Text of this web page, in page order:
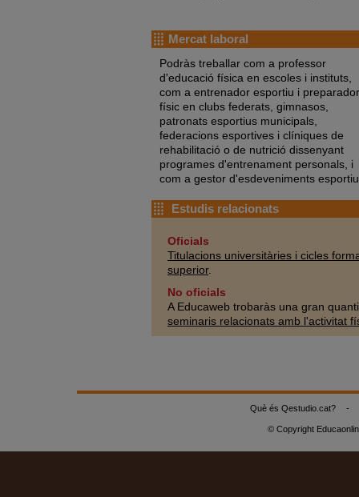
Mercat laboral
Podràs treballar com a professor
d'educació física en escoles i instituts,
com a entrenador esportiu i preparador
físic en clubs federats, gimnasos,
patronats esportius municipals,
federacions esportives i clíniques de
rehabilitació o de nutrició dissenyant
programes d'entrenament personals, i
com a gestor d'esdeveniments
Estudis relacionats
Oficials
Titulacions universitàries i cicles
superior.
No oficials
A Educaweb trobaràs una gran
seminaris relacionats amb l'activitat
Què és Qestudio.cat? -
© Copyright